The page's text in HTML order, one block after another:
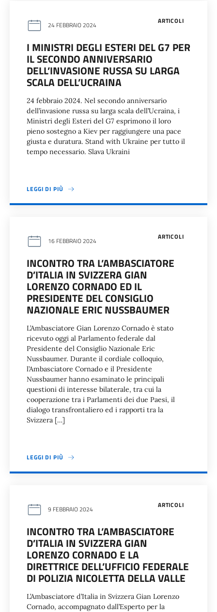
ARTICOLI
24 FEBBRAIO 2024
I MINISTRI DEGLI ESTERI DEL G7 PER
IL SECONDO ANNIVERSARIO
DELL’INVASIONE RUSSA SU LARGA
SCALA DELL’UCRAINA
24 febbraio 2024. Nel secondo anniversario
dell’invasione russa su larga scala dell’Ucraina, i
Ministri degli Esteri del G7 esprimono il loro
pieno sostegno a Kiev per raggiungere una pace
giusta e duratura. Stand with Ukraine per tutto il
tempo necessario. Slava Ukraini
LEGGI DI PIÙ
ARTICOLI
16 FEBBRAIO 2024
INCONTRO TRA L’AMBASCIATORE
D’ITALIA IN SVIZZERA GIAN
LORENZO CORNADO ED IL
PRESIDENTE DEL CONSIGLIO
NAZIONALE ERIC NUSSBAUMER
L’Ambasciatore Gian Lorenzo Cornado è stato
ricevuto oggi al Parlamento federale dal
Presidente del Consiglio Nazionale Eric
Nussbaumer. Durante il cordiale colloquio,
l’Ambasciatore Cornado e il Presidente
Nussbaumer hanno esaminato le principali
questioni di interesse bilaterale, tra cui la
cooperazione tra i Parlamenti dei due Paesi, il
dialogo transfrontaliero ed i rapporti tra la
Svizzera […]
LEGGI DI PIÙ
ARTICOLI
9 FEBBRAIO 2024
INCONTRO TRA L’AMBASCIATORE
D’ITALIA IN SVIZZERA GIAN
LORENZO CORNADO E LA
DIRETTRICE DELL’UFFICIO FEDERALE
DI POLIZIA NICOLETTA DELLA VALLE
L’Ambasciatore d’Italia in Svizzera Gian Lorenzo
Cornado, accompagnato dall’Esperto per la